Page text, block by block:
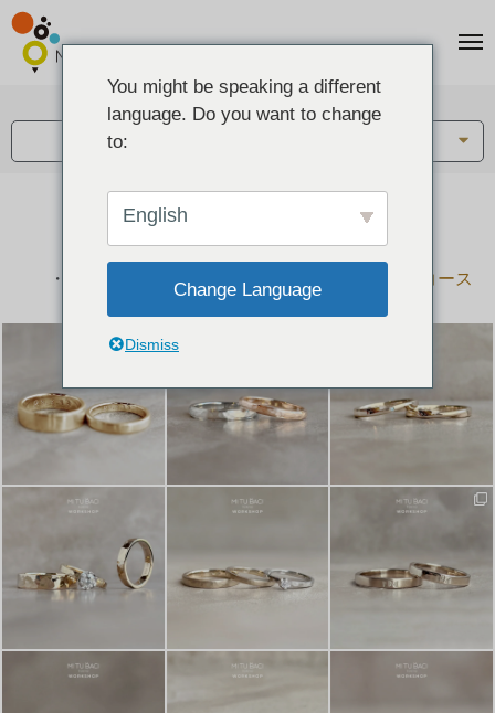
結婚指輪とペアリングのデザイン集
下記コースで手作りされた作品をご紹介します
手作り結婚指輪コース
手作りペアリングコース
You might be speaking a different
language. Do you want to change
to:
English
Change Language
Dismiss